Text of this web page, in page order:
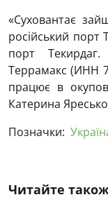
«Суховантає
російський порт
порт Текирдаг.
Террамакс (ИНН
працює в
Катерина
Позначки:
Читайте також